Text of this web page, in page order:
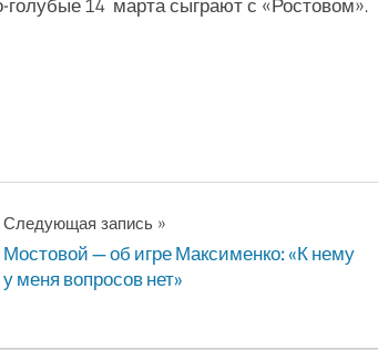
14 марта сыграют с «Ростовом».
Следующая запись
Мостовой — об игре Максименко: «К нему
у меня вопросов нет»